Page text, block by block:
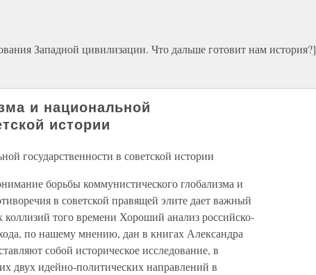
Западной цивилизации. Что дальше готовит нам история?]
и национальной
истории
государственности в советской истории
борьбы коммунистического глобализма и
в советской правящей элите дает важный
того времени Хороший анализ российско-
по нашему мнению, дан в книгах Александра
собой историческое исследование, в
двух идейно-политических направлений в